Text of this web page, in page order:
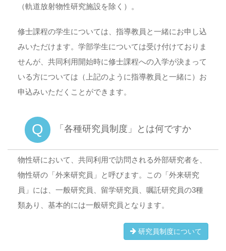
（軌道放射物性研究施設を除く）。
修士課程の学生については、指導教員と一緒にお申し込
みいただけます。学部学生については受け付けておりま
せんが、共同利用開始時に修士課程への入学が決まって
いる方については（上記のように指導教員と一緒に）お
申込みいただくことができます。
Q 「各種研究員制度」とは何ですか
物性研において、共同利用で訪問される外部研究者を、
物性研の「外来研究員」と呼びます。この「外来研究
員」には、一般研究員、留学研究員、嘱託研究員の3種
類あり、基本的には一般研究員となります。
研究員制度について